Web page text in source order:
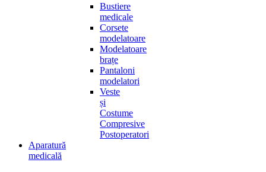
Bustiere
medicale
Corsete
modelatoare
Modelatoare
brațe
Pantaloni
modelatori
Veste
și
Costume
Compresive
Postoperatori
Aparatură
medicală